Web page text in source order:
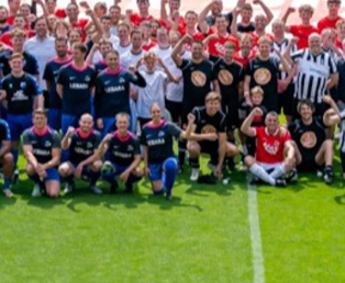
Jong AZ
Seizoenkaart